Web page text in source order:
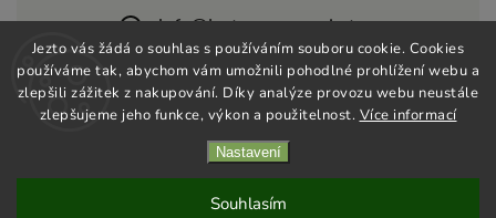
Jezto vás žádá o souhlas s používáním souboru cookie. Cookies
používáme tak, abychom vám umožnili pohodlné prohlížení webu a
zlepšili zážitek z nakupování. Díky analýze provozu webu neustále
zlepšujeme jeho funkce, výkon a použitelnost. Více informací
Nastavení
Souhlasím
info@jeztosupermarket.cz
Shoptet| Design